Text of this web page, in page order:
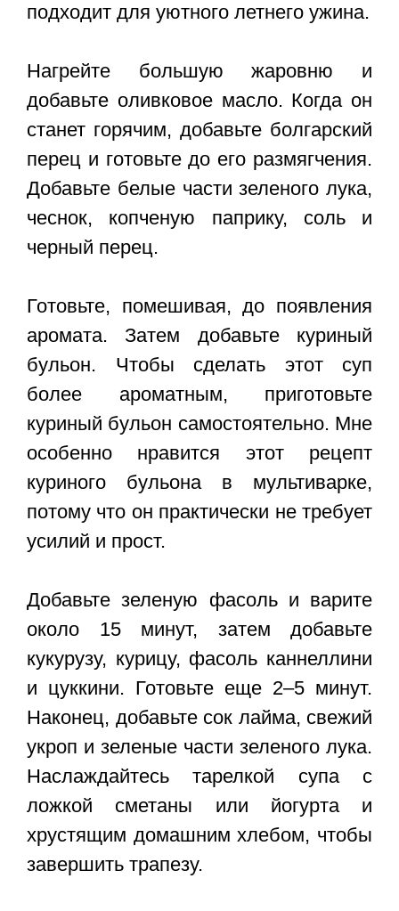
подходит для уютного летнего ужина.
Нагрейте большую жаровню и
добавьте оливковое масло. Когда он
станет горячим, добавьте болгарский
перец и готовьте до его размягчения.
Добавьте белые части зеленого лука,
чеснок, копченую паприку, соль и
черный перец.
Готовьте, помешивая, до появления
аромата. Затем добавьте куриный
бульон. Чтобы сделать этот суп
более ароматным, приготовьте
куриный бульон самостоятельно. Мне
особенно нравится этот рецепт
куриного бульона в мультиварке,
потому что он практически не требует
усилий и прост.
Добавьте зеленую фасоль и варите
около 15 минут, затем добавьте
кукурузу, курицу, фасоль каннеллини
и цуккини. Готовьте еще 2–5 минут.
Наконец, добавьте сок лайма, свежий
укроп и зеленые части зеленого лука.
Наслаждайтесь тарелкой супа с
ложкой сметаны или йогурта и
хрустящим домашним хлебом, чтобы
завершить трапезу.